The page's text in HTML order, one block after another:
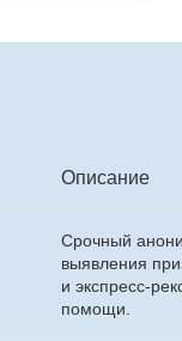
Описание
Срочный
выявления
и экспресс-
помощи.